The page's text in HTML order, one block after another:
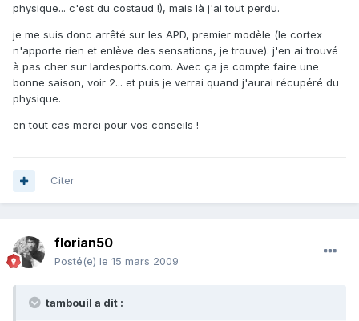
physique... c'est du costaud !), mais là j'ai tout perdu.
je me suis donc arrêté sur les APD, premier modèle (le cortex
n'apporte rien et enlève des sensations, je trouve). j'en ai trouvé
à pas cher sur lardesports.com. Avec ça je compte faire une
bonne saison, voir 2... et puis je verrai quand j'aurai récupéré du
physique.
en tout cas merci pour vos conseils !
Citer
florian50
Posté(e) le 15 mars 2009
tambouil a dit :